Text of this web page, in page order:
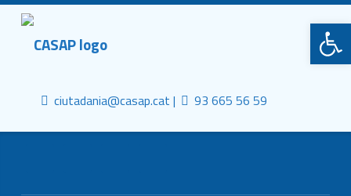
Obre la barra d'eines
ciutadania@casap.cat |
93 665 56 59
Header info sidebar